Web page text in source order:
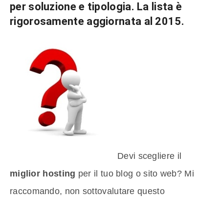
per soluzione e tipologia. La lista è
rigorosamente aggiornata al 2015.
Devi scegliere il
miglior hosting per il tuo blog o sito web? Mi
raccomando, non sottovalutare questo